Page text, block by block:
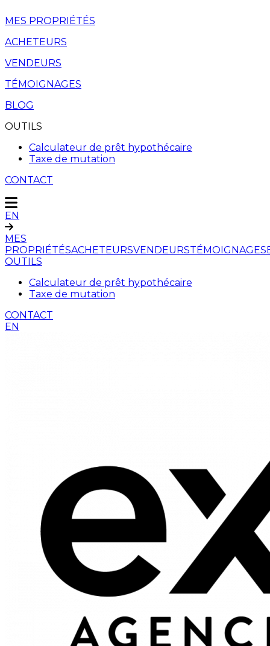
MES PROPRIÉTÉS
ACHETEURS
VENDEURS
TÉMOIGNAGES
BLOG
OUTILS
Calculateur de prêt hypothécaire
Taxe de mutation
CONTACT
EN
MES
PROPRIÉTÉSACHETEURSVENDEURSTÉMOIGNAGES
OUTILS
Calculateur de prêt hypothécaire
Taxe de mutation
CONTACT
EN